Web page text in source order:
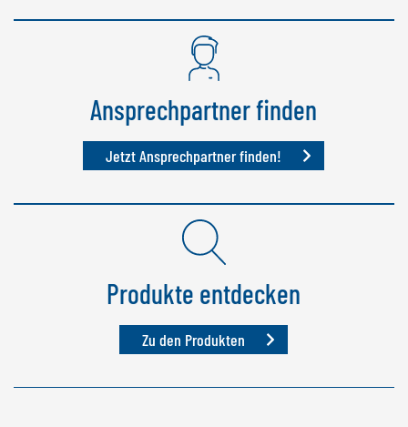
GÖWEIL BNL
Ansprechpartner finden
Jetzt Ansprechpartner finden!
Produkte entdecken
Zu den Produkten